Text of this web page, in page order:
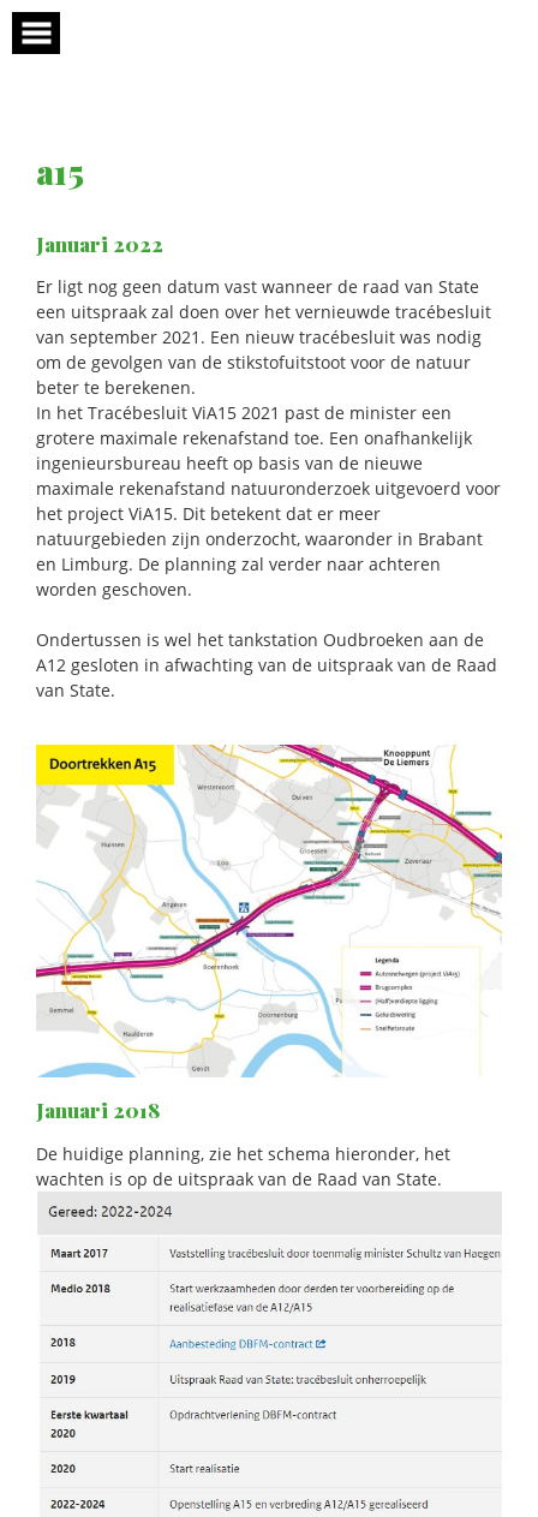
Skip
content
a15
Januari 2022
Er ligt nog geen datum vast wanneer de raad van State
een uitspraak zal doen over het vernieuwde tracébesluit
van september 2021. Een nieuw tracébesluit was nodig
om de gevolgen van de stikstofuitstoot voor de natuur
beter te berekenen.
In het Tracébesluit ViA15 2021 past de minister een
grotere maximale rekenafstand toe. Een onafhankelijk
ingenieursbureau heeft op basis van de nieuwe
maximale rekenafstand natuuronderzoek uitgevoerd voor
het project ViA15. Dit betekent dat er meer
natuurgebieden zijn onderzocht, waaronder in Brabant
en Limburg. De planning zal verder naar achteren
worden geschoven.
Ondertussen is wel het tankstation Oudbroeken aan de
A12 gesloten in afwachting van de uitspraak van de Raad
van State.
Januari 2018
De huidige planning, zie het schema hieronder, het
wachten is op de uitspraak van de Raad van State.